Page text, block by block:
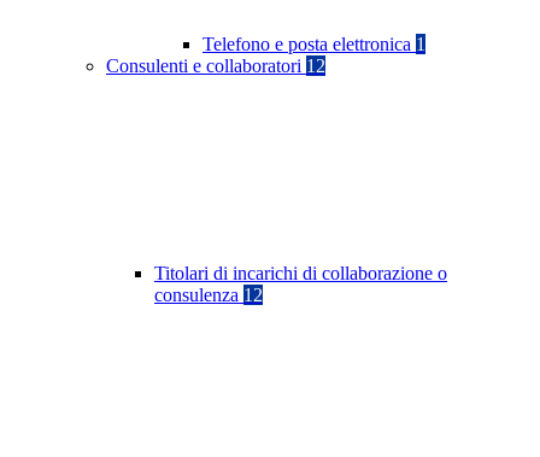
Telefono e posta elettronica 1
Consulenti e collaboratori 12
Titolari di incarichi di collaborazione o
consulenza 12